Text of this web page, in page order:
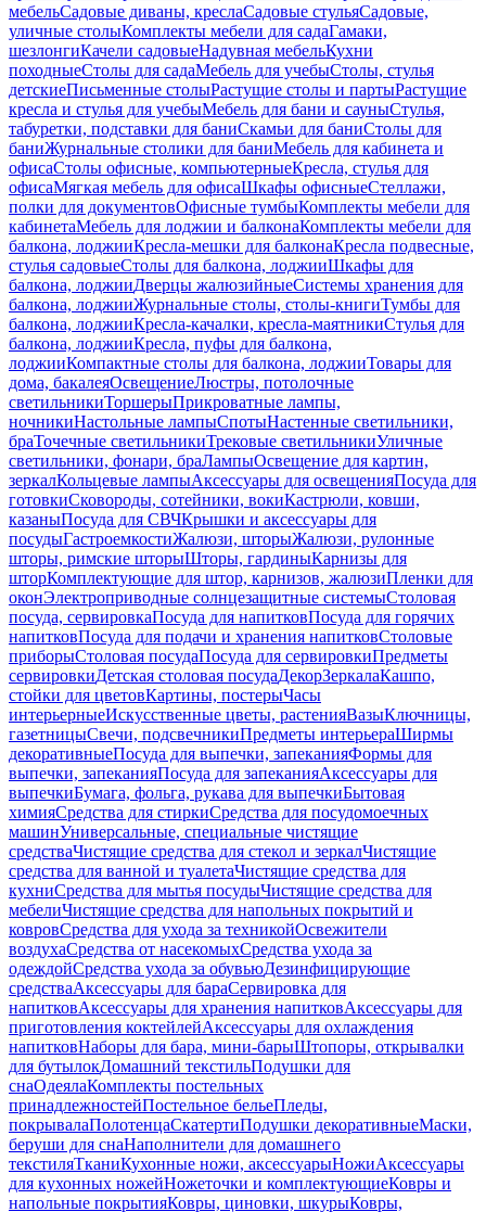
мебельСадовые диваны, креслаСадовые стульяСадовые,
уличные столыКомплекты мебели для садаГамаки,
шезлонгиКачели садовыеНадувная мебельКухни
походныеСтолы для садаМебель для учебыСтолы, стулья
детскиеПисьменные столыРастущие столы и партыРастущие
кресла и стулья для учебыМебель для бани и сауныСтулья,
табуретки, подставки для баниСкамьи для баниСтолы для
баниЖурнальные столики для баниМебель для кабинета и
офисаСтолы офисные, компьютерныеКресла, стулья для
офисаМягкая мебель для офисаШкафы офисныеСтеллажи,
полки для документовОфисные тумбыКомплекты мебели для
кабинетаМебель для лоджии и балконаКомплекты мебели для
балкона, лоджииКресла-мешки для балконаКресла подвесные,
стулья садовыеСтолы для балкона, лоджииШкафы для
балкона, лоджииДверцы жалюзийныеСистемы хранения для
балкона, лоджииЖурнальные столы, столы-книгиТумбы для
балкона, лоджииКресла-качалки, кресла-маятникиСтулья для
балкона, лоджииКресла, пуфы для балкона,
лоджииКомпактные столы для балкона, лоджииТовары для
дома, бакалеяОсвещениеЛюстры, потолочные
светильникиТоршерыПрикроватные лампы,
ночникиНастольные лампыСпотыНастенные светильники,
браТочечные светильникиТрековые светильникиУличные
светильники, фонари, браЛампыОсвещение для картин,
зеркалКольцевые лампыАксессуары для освещенияПосуда для
готовкиСковороды, сотейники, вокиКастрюли, ковши,
казаныПосуда для СВЧКрышки и аксессуары для
посудыГастроемкостиЖалюзи, шторыЖалюзи, рулонные
шторы, римские шторыШторы, гардиныКарнизы для
шторКомплектующие для штор, карнизов, жалюзиПленки для
оконЭлектроприводные солнцезащитные системыСтоловая
посуда, сервировкаПосуда для напитковПосуда для горячих
напитковПосуда для подачи и хранения напитковСтоловые
приборыСтоловая посудаПосуда для сервировкиПредметы
сервировкиДетская столовая посудаДекорЗеркалаКашпо,
стойки для цветовКартины, постерыЧасы
интерьерныеИскусственные цветы, растенияВазыКлючницы,
газетницыСвечи, подсвечникиПредметы интерьераШирмы
декоративныеПосуда для выпечки, запеканияФормы для
выпечки, запеканияПосуда для запеканияАксессуары для
выпечкиБумага, фольга, рукава для выпечкиБытовая
химияСредства для стиркиСредства для посудомоечных
машинУниверсальные, специальные чистящие
средстваЧистящие средства для стекол и зеркалЧистящие
средства для ванной и туалетаЧистящие средства для
кухниСредства для мытья посудыЧистящие средства для
мебелиЧистящие средства для напольных покрытий и
ковровСредства для ухода за техникойОсвежители
воздухаСредства от насекомыхСредства ухода за
одеждойСредства ухода за обувьюДезинфицирующие
средстваАксессуары для бараСервировка для
напитковАксессуары для хранения напитковАксессуары для
приготовления коктейлейАксессуары для охлаждения
напитковНаборы для бара, мини-барыШтопоры, открывалки
для бутылокДомашний текстильПодушки для
снаОдеялаКомплекты постельных
принадлежностейПостельное бельеПледы,
покрывалаПолотенцаСкатертиПодушки декоративныеМаски,
беруши для снаНаполнители для домашнего
текстиляТканиКухонные ножи, аксессуарыНожиАксессуары
для кухонных ножейНожеточки и комплектующиеКовры и
напольные покрытияКовры, циновки, шкурыКовры,